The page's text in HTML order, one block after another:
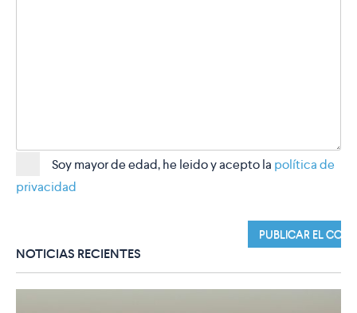
Soy mayor de edad, he leido y acepto la política de
privacidad
NOTICIAS RECIENTES